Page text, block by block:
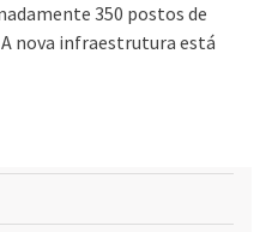
350 postos de
nova infraestrutura está